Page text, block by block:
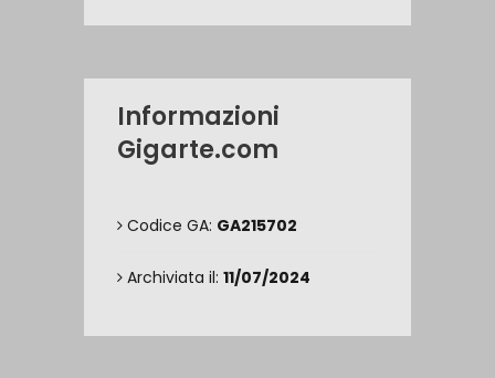
Informazioni
Gigarte.com
Codice GA: GA215702
Archiviata il: 11/07/2024